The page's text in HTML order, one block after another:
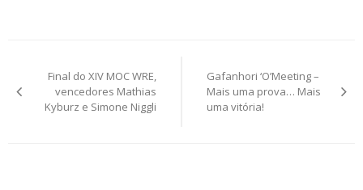
navigation
Final do XIV MOC WRE,
vencedores Mathias
Kyburz e Simone Niggli
Gafanhori ‘O’Meeting –
Mais uma prova… Mais
uma vitória!